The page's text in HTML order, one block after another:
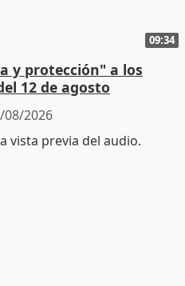
09:34
y protección" a los
12 de agosto
08/2026